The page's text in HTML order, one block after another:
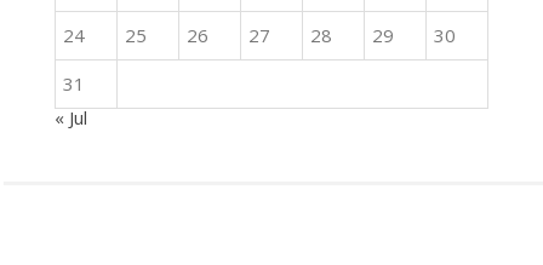
24
25 26 27 28 29
30
31
« Jul